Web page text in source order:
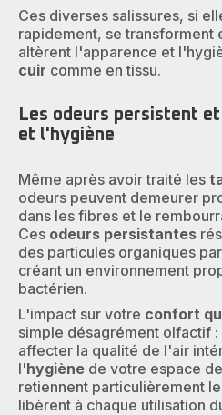
Ces diverses salissures, si
rapidement, se transforment
altèrent l'apparence et
cuir comme en tissu.
Les odeurs persistent
et l'hygiène
Même après avoir traité les
odeurs peuvent demeurer
dans les fibres et le
Ces odeurs persistantes
des particules organiques
créant un environnement
bactérien.
L'impact sur votre confort
simple désagrément olfactif
affecter la qualité de l'air
l'hygiène de votre espace
retiennent particulièrement
libèrent à chaque utilisation